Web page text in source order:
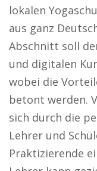
lokalen
aus ganz
Abschnitt soll
und digitalen
wobei die
betont werden.
sich durch die
Lehrer und
Praktizierende